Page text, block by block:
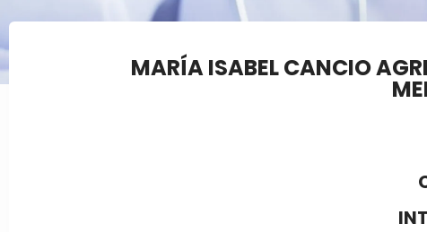
MARÍA ISABEL CANCIO